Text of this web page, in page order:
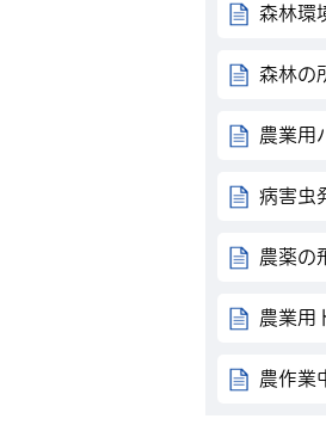
森林環
森林の
農業用
病害虫
農薬の
農業用
農作業